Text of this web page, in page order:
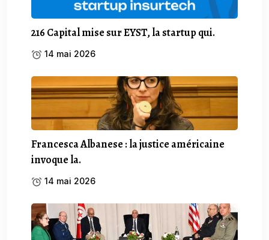
216 Capital mise sur EYST, la startup qui.
14 mai 2026
Francesca Albanese : la justice américaine
invoque la.
14 mai 2026